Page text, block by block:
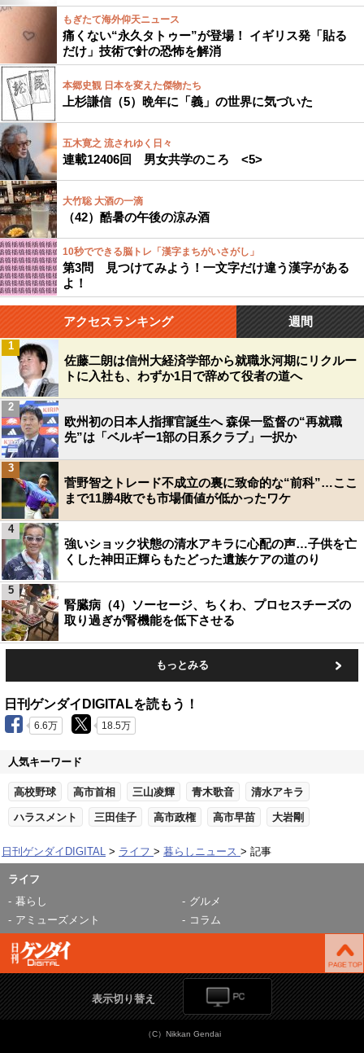
もぎたて海外仰天ニュース
痛くない“永久タトゥー”が登場！ イギリス発「貼る
だけ」技術で針の恐怖を解消
本郷史観 日本を変えた傑物たち
上杉謙信（5）晩年に「義」の世界に気づいた
五木寛之 流されゆく日々
連載12406回 男女共学のころ <5>
大竹聡 大酒の一滴
（42）酷暑の午後の涼み酒
10秒でできる脳トレ「漢字まちがいさがし」
第3問 見つけてみよう！一文字だけ違う漢字がある
よ！
アクセスランキング 週間
佐藤二朗は信州大経済学部から就職氷河期にリクルー
トに入社も、わずか1日で辞めて役者の道へ
1
欧州初の日本人指揮官誕生へ 森保一監督の“再就職
先”は「ベルギー1部の日系クラブ」一択か
2
菅野智之トレード不成立の裏に致命的な“前科”…ここ
まで11勝4敗でも市場価値が低かったワケ
3
強いショック状態の清水アキラに心配の声…子供を亡
くした神田正輝らもたどった遺族ケアの道のり
4
腎臓病（4）ソーセージ、ちくわ、プロセスチーズの
取り過ぎが腎機能を低下させる
5
もっとみる
日刊ゲンダイDIGITALを読もう！
6.6万 18.5万
人気キーワード
高校野球 高市首相 三山凌輝 青木歌音 清水アキラ
ハラスメント 三田佳子 高市政権 高市早苗 大岩剛
日刊ゲンダイDIGITAL ライフ 暮らしニュース 記事
ライフ
暮らし
グルメ
アミューズメント
コラム
表示切り替え
（C）Nikkan Gendai